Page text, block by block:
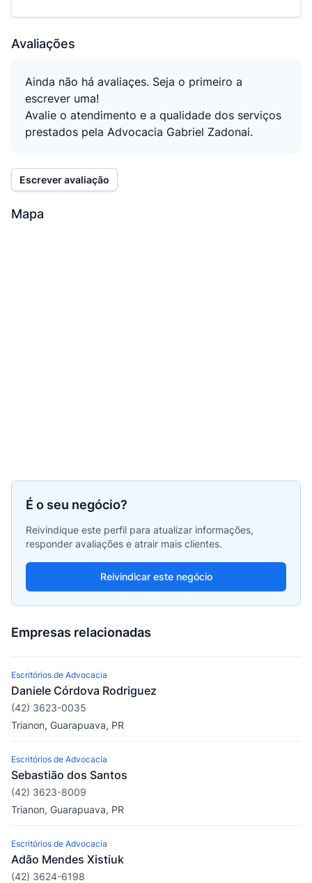
Avaliações
Ainda não há avaliaçes. Seja o primeiro a
escrever uma!
Avalie o atendimento e a qualidade dos serviços
prestados pela Advocacia Gabriel Zadonai.
Escrever avaliação
Mapa
É o seu negócio?
Reivindique este perfil para atualizar informações,
responder avaliações e atrair mais clientes.
Reivindicar este negócio
Empresas relacionadas
Escritórios de Advocacia
Daniele Córdova Rodriguez
(42) 3623-0035
Trianon, Guarapuava, PR
Escritórios de Advocacia
Sebastião dos Santos
(42) 3623-8009
Trianon, Guarapuava, PR
Escritórios de Advocacia
Adão Mendes Xistiuk
(42) 3624-6198